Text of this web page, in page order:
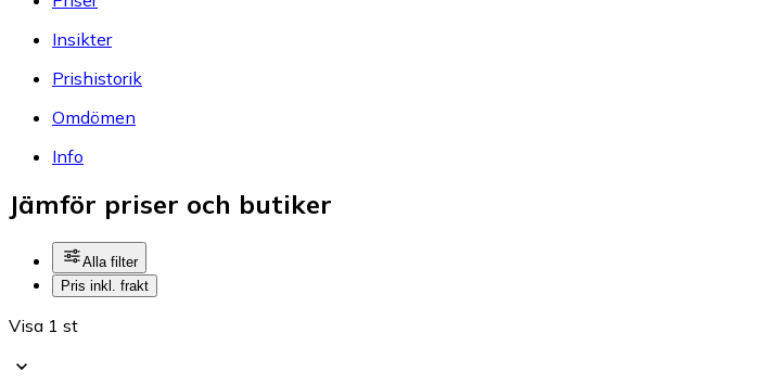
Insikter
Prishistorik
Omdömen
Info
Jämför priser och butiker
Alla filter
Pris inkl. frakt
Visa 1 st